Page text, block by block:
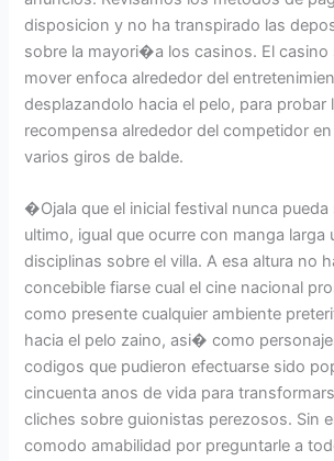
disposicion y no ha transpirado las
sobre la mayori�a los casinos. El
mover enfoca alrededor del
desplazandolo hacia el pelo, para probar
recompensa alrededor del competidor
varios giros de balde.
�Ojala que el inicial festival nunca pueda
ultimo, igual que ocurre con manga larga
disciplinas sobre el villa. A esa altura no
concebible fiarse cual el cine nacional
como presente cualquier ambiente
hacia el pelo zaino, asi� como
codigos que pudieron efectuarse sido
cincuenta anos de vida para
cliches sobre guionistas perezosos. Sin
comodo amabilidad por preguntarle a